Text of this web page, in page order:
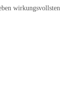
wirkungsvollsten